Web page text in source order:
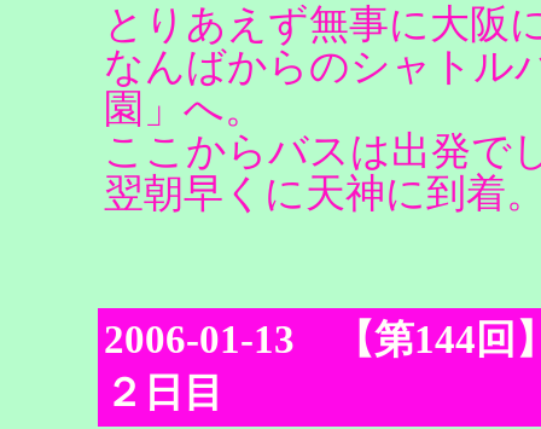
とりあえず無事に大阪
なんばからのシャトル
園」へ。
ここからバスは出発で
翌朝早くに天神に到着
2006-01-13 【第144回
２日目